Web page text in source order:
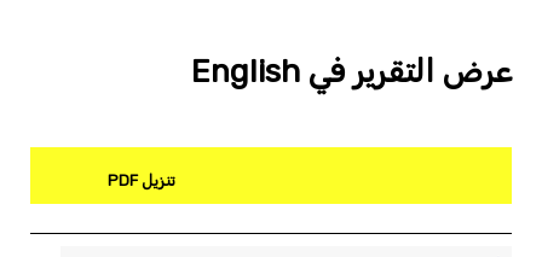
عرض التقرير في English
تنزيل PDF